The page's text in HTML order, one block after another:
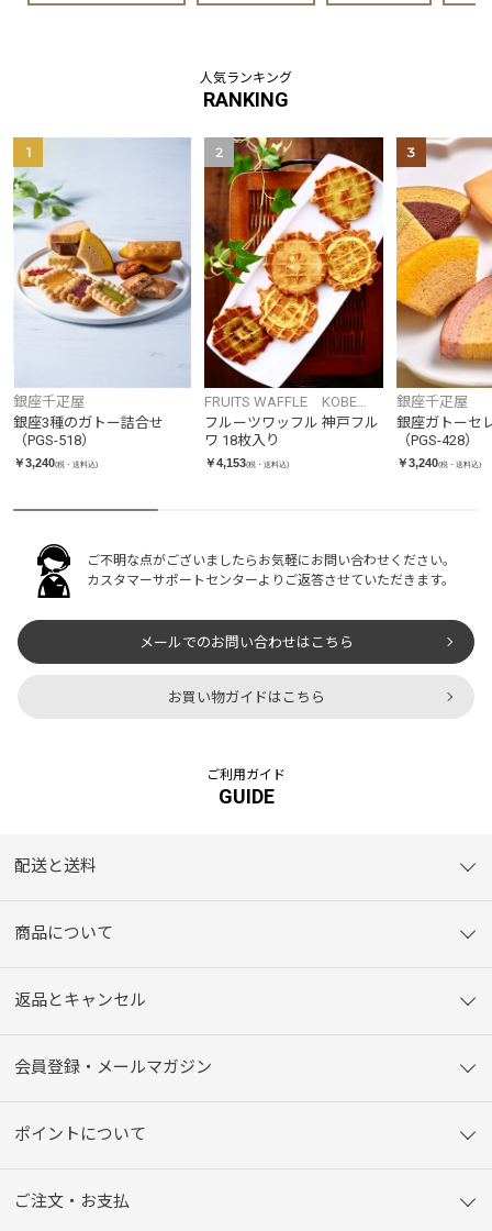
人気ランキング
RANKING
1
銀座千疋屋
銀座3種のガトー詰合せ
（PGS-518）
￥3,240(税・送料込)
2
FRUITS WAFFLE KOBE
FRUWA
フルーツワッフル 神戸フル
ワ 18枚入り
￥4,153(税・送料込)
3
銀座千疋屋
銀座ガトーセ
（PGS-428）
￥3,240(税・送料込)
ご不明な点がございましたらお気軽にお問い合わせください。
カスタマーサポートセンターよりご返答させていただきます。
メールでのお問い合わせはこちら
お買い物ガイドはこちら
ご利用ガイド
GUIDE
配送と送料
商品について
返品とキャンセル
会員登録・メールマガジン
ポイントについて
ご注文・お支払